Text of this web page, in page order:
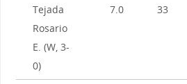
Tejada
Rosario
E. (W, 3-
0)
7.0 33